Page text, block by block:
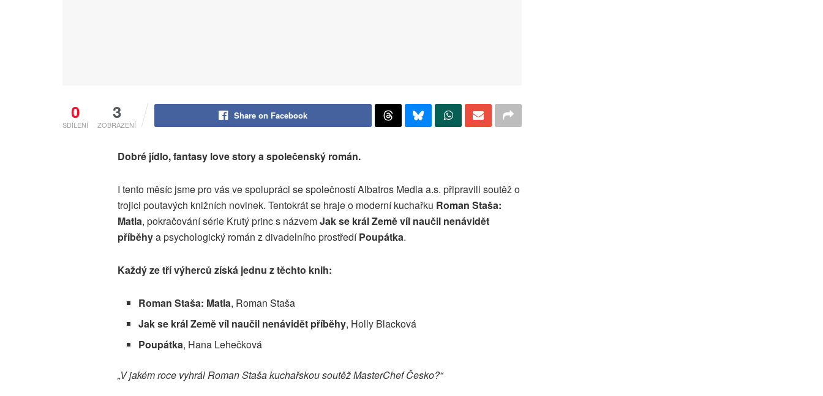
0
SDÍLENÍ
3
ZOBRAZENÍ
Share on Facebook
Dobré jídlo, fantasy love story a společenský román.
I tento měsíc jsme pro vás ve spolupráci se společností Albatros Media a.s. připravili soutěž o
trojici poutavých knižních novinek. Tentokrát se hraje o moderní kuchařku Roman Staša:
Matla, pokračování série Krutý princ s názvemJak se král Země víl naučil nenávidět
příběhya psychologický román z divadelního prostředíPoupátka.
Každý ze tří výherců získá jednu z těchto knih:
Roman Staša: Matla, Roman Staša
Jak se král Země víl naučil nenávidět příběhy, Holly Blacková
Poupátka, Hana Lehečková
„V jakém roce vyhrál Roman Staša kuchařskou soutěž MasterChef Česko?“